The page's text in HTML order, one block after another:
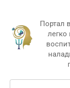
контенту
Портал
легко
Поиск: